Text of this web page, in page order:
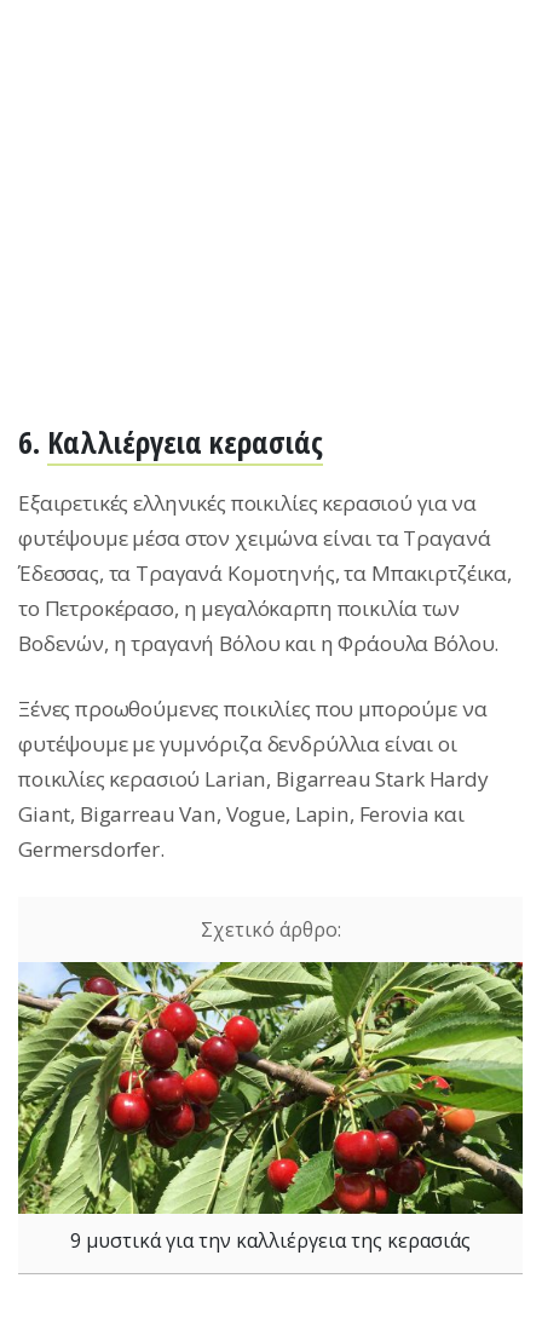
6. Καλλιέργεια κερασιάς
Εξαιρετικές ελληνικές ποικιλίες κερασιού για να
φυτέψουμε μέσα στον χειμώνα είναι τα Τραγανά
Έδεσσας, τα Τραγανά Κομοτηνής, τα Μπακιρτζέικα,
το Πετροκέρασο, η μεγαλόκαρπη ποικιλία των
Βοδενών, η τραγανή Βόλου και η Φράουλα Βόλου.
Ξένες προωθούμενες ποικιλίες που μπορούμε να
φυτέψουμε με γυμνόριζα δενδρύλλια είναι οι
ποικιλίες κερασιού Larian, Bigarreau Stark Hardy
Giant, Bigarreau Van, Vogue, Lapin, Ferovia και
Germersdorfer.
9 μυστικά για την καλλιέργεια της κερασιάς